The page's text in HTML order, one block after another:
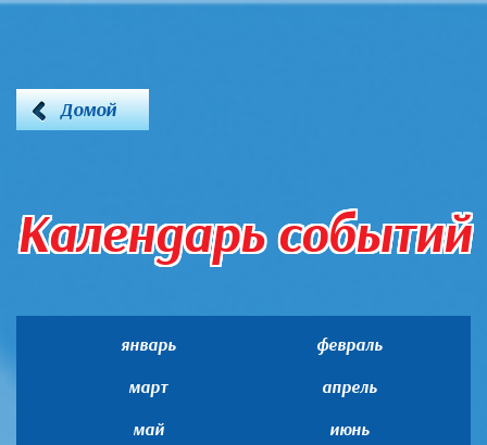
Домой
Календарь событий
январь февраль
март апрель
май июнь